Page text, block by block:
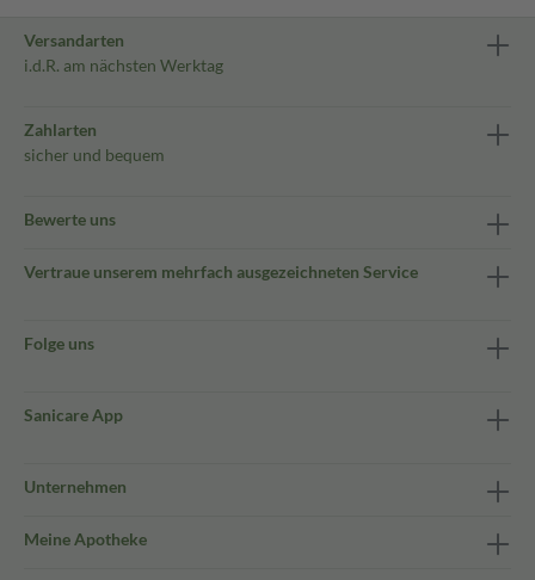
Versandarten
i.d.R. am nächsten Werktag
Zahlarten
sicher und bequem
Bewerte uns
Vertraue unserem mehrfach ausgezeichneten Service
Folge uns
Sanicare App
Unternehmen
Meine Apotheke